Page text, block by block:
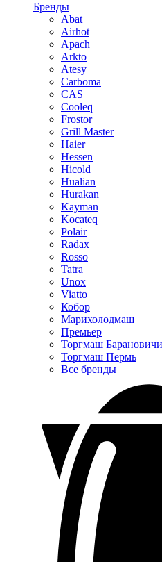
Бренды
Abat
Airhot
Apach
Arkto
Atesy
Carboma
CAS
Cooleq
Frostor
Grill Master
Haier
Hessen
Hicold
Hualian
Hurakan
Kayman
Kocateq
Polair
Radax
Rosso
Tatra
Unox
Viatto
Кобор
Марихолодмаш
Премьер
Торгмаш Барановичи
Торгмаш Пермь
Все бренды